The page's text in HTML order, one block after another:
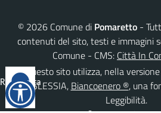
© 2026Comune di Pomaretto-
contenuti del sito, testi e immagini
Comune - CMS: Città In
Questo sito utilizza, nella versione
DISLESSIA, Biancoenero ®, una
Leggibilità.
Reimposta
tutto